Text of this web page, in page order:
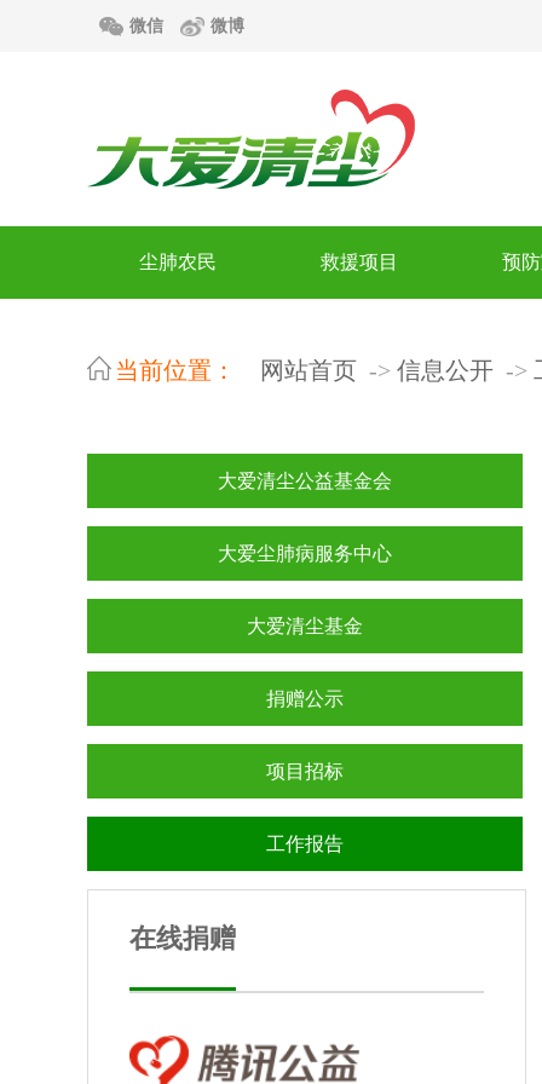
微信 微博
尘肺农民 救援项目 预
当前位置： 网站首页 信息公开
大爱清尘公益基金会
大爱尘肺病服务中心
大爱清尘基金
捐赠公示
项目招标
工作报告
在线捐赠